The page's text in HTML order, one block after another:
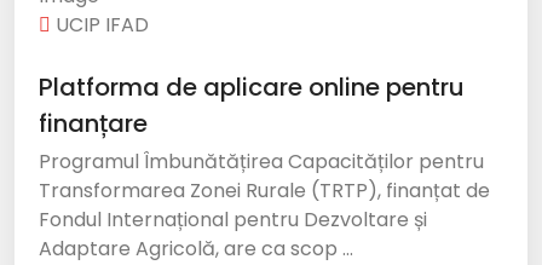
UCIP IFAD
Platforma de aplicare online pentru
finanțare
Programul Îmbunătățirea Capacităților pentru
Transformarea Zonei Rurale (TRTP), finanțat de
Fondul Internațional pentru Dezvoltare și
Adaptare Agricolă, are ca scop ...